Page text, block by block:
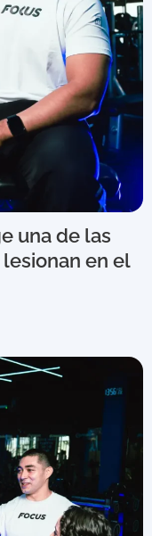
una de las
en el